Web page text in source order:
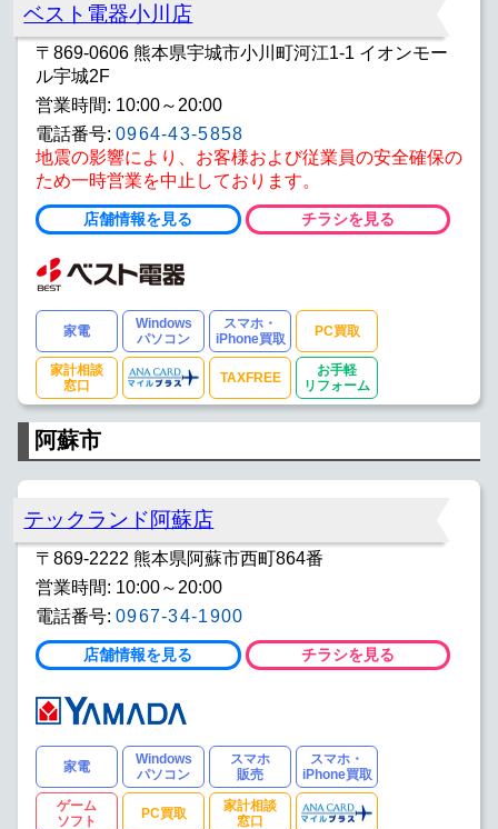
ベスト電器小川店
〒869-0606 熊本県宇城市小川町河江1-1 イオンモー
ル宇城2F
営業時間: 10:00～20:00
電話番号: 0964-43-5858
地震の影響により、お客様および従業員の安全確保の
ため一時営業を中止しております。
店舗情報を見る チラシを見る
家電
Windows
パソコン
スマホ・
iPhone買取
PC買取
家計相談
窓口
TAXFREE
お手軽
リフォーム
阿蘇市
テックランド阿蘇店
〒869-2222 熊本県阿蘇市西町864番
営業時間: 10:00～20:00
電話番号: 0967-34-1900
店舗情報を見る チラシを見る
家電
Windows
パソコン
スマホ
販売
スマホ・
iPhone買取
ゲーム
ソフト
PC買取
家計相談
窓口